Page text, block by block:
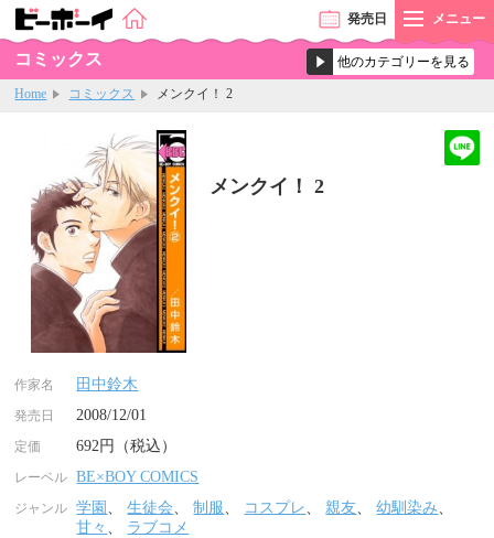
発売日 メニュー
コミックス
Home コミックス メンクイ！ 2
メンクイ！ 2
作家名 田中鈴木
発売日 2008/12/01
定価 692円（税込）
レーベル BE×BOY COMICS
ジャンル 学園 、生徒会、制服、 コスプレ 、親友、幼馴染み、
甘々 、 ラブコメ